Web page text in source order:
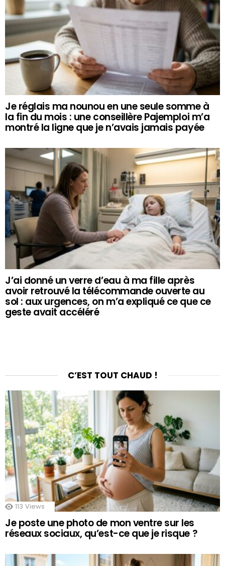
Je réglais ma nounou en une seule somme à
la fin du mois : une conseillère Pajemploi m’a
montré la ligne que je n’avais jamais payée
J’ai donné un verre d’eau à ma fille après
avoir retrouvé la télécommande ouverte au
sol : aux urgences, on m’a expliqué ce que ce
geste avait accéléré
C’EST TOUT CHAUD !
113 Views
Je poste une photo de mon ventre sur les
réseaux sociaux, qu’est-ce que je risque ?